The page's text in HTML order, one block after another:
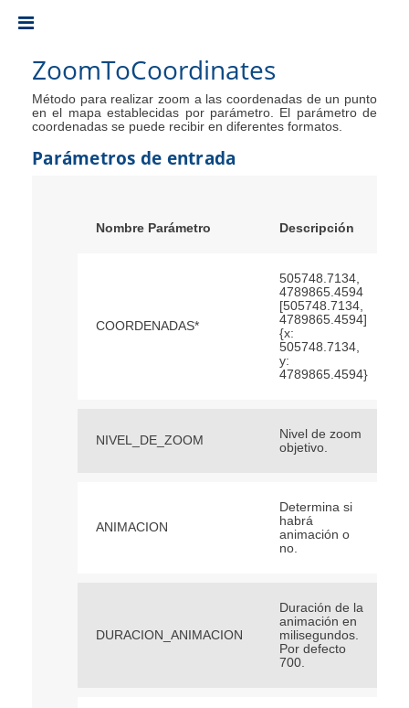
ZoomToCoordinates
Método para realizar zoom a las coordenadas de un punto
en el mapa establecidas por parámetro. El parámetro de
coordenadas se puede recibir en diferentes formatos.
Parámetros de entrada
Nombre Parámetro Descripción
COORDENADAS*
505748.7134,
4789865.4594
[505748.7134,
4789865.4594]
{x:
505748.7134,
y:
4789865.4594}
NIVEL_DE_ZOOM
Nivel de zoom
objetivo.
ANIMACION
Determina si
habrá
animación o
no.
DURACION_ANIMACION
Duración de la
animación en
milisegundos.
Por defecto
700.